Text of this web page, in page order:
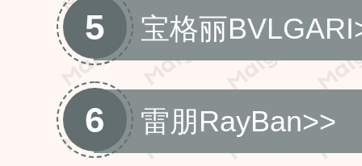
5 宝格丽BVLGARI
6 雷朋RayBan>>